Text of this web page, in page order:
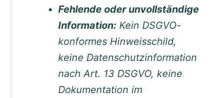
Fehlende oder unvollständige
Information: Kein DSGVO-
konformes Hinweisschild,
keine Datenschutzinformation
nach Art. 13 DSGVO, keine
Dokumentation im